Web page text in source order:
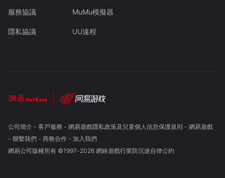
服務協議
隱私協議
MuMu模擬器
UU遠程
公司簡介- 客戶服務 - 網易遊戲隱私政策及兒童個人信息保護規則 - 網易遊戲
- 聯繫我們- 商務合作- 加入我們
網易公司版權所有 ©1997-2026 網絡遊戲行業防沉迷自律公約